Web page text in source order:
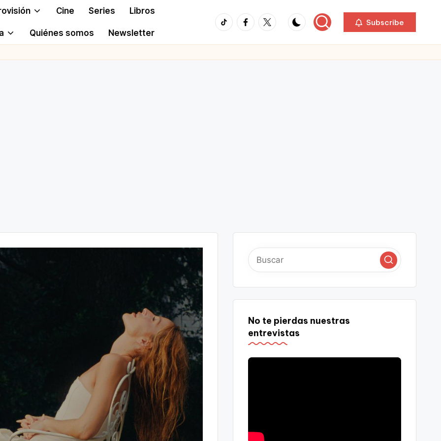
Cine Series Libros
Quiénes somos Newsletter
TikTokFacebook
Twitter Subscribe
No te pierdas nuestras
entrevistas